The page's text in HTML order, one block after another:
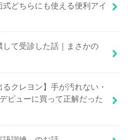
どちらにも使える便利アイ
て受診した話｜まさかの
クレヨン】手が汚れない・
ビューに買って正解だった